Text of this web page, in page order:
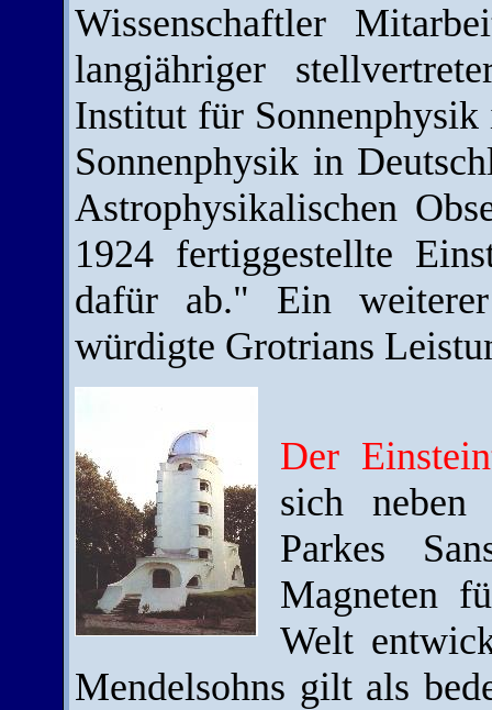
Wissenschaftler
langjähriger
Institut für
Sonnenphysik in
Astrophysikalischen
1924 fertiggestellte
dafür ab." Ein
würdigte Grotrians
Der
sich neben
Parkes
Magneten
Welt
Mendelsohns gilt als